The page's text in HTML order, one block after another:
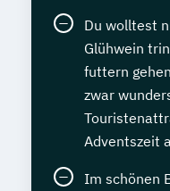
Du wolltest
Glühwein
futtern
zwar
Adventszeit
Im schönen